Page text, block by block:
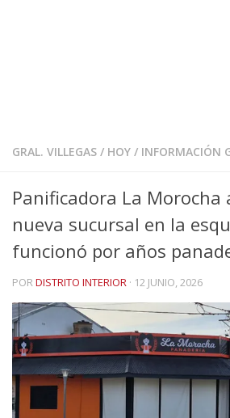
GRAL. VILLEGAS / HOY / INFORMACIÓN
Panificadora La Morocha
nueva sucursal en la
funcionó por años
PORDISTRITO INTERIOR · 12 JUNIO, 2026